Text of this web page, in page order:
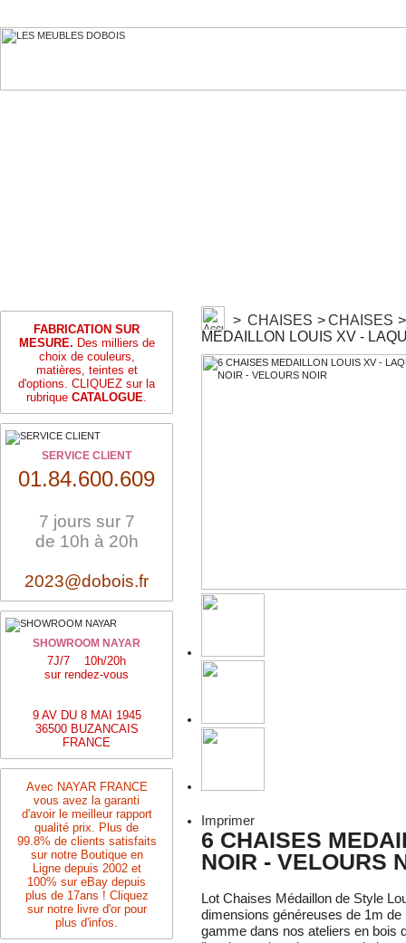
FABRICATION SUR
MESURE. Des milliers de
choix de couleurs,
matières, teintes et
d'options. CLIQUEZ sur la
rubrique CATALOGUE.
SERVICE CLIENT
01.84.600.609
7 jours sur 7
de 10h à 20h
2023@dobois.fr
SHOWROOM NAYAR
7J/7 10h/20h
sur rendez-vous
9 AV DU 8 MAI 1945
36500 BUZANCAIS
FRANCE
Avec NAYAR FRANCE
vous avez la garanti
d'avoir le meilleur rapport
qualité prix. Plus de
99.8% de clients satisfaits
sur notre Boutique en
Ligne depuis 2002 et
100% sur eBay depuis
plus de 17ans ! Cliquez
sur notre livre d'or pour
plus d'infos.
> CHAISES >CHAISES >
MEDAILLON LOUIS XV -
Imprimer
6 CHAISES
NOIR - VELOURS
Lot Chaises Médaillon de Style
dimensions généreuses de 1m
gamme dans nos ateliers en bois